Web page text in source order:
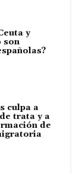
y
son
culpa a
trata y a
de